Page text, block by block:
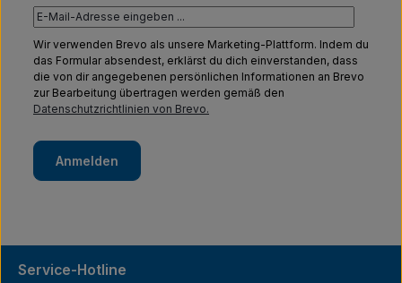
Wir verwenden Brevo als unsere Marketing-Plattform. Indem du
das Formular absendest, erklärst du dich einverstanden, dass
die von dir angegebenen persönlichen Informationen an Brevo
zur Bearbeitung übertragen werden gemäß den
Datenschutzrichtlinien von Brevo.
Anmelden
Service-Hotline